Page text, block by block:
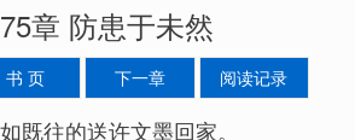
章 防患于未然
书 页 下一章 阅读记录
既往的送许文墨回家。